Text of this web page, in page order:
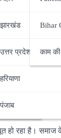
झारखंड
उत्तर प्रदेश
हरियाणा
पंजाब
Bihar
काम
​स्वर्णकार संघ
संघ के
ठाकुर को
हो रहा है।